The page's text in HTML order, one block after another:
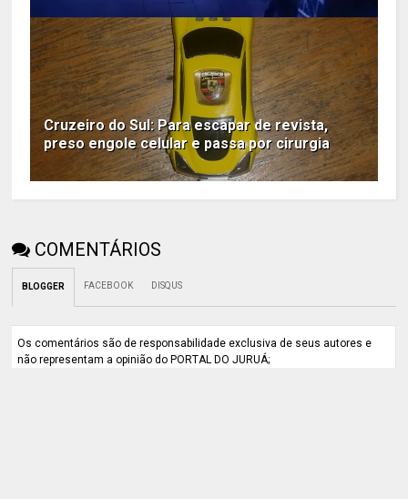
Cruzeiro do Sul: Para escapar de revista,
preso engole celular e passa por cirurgia
COMENTÁRIOS
BLOGGER FACEBOOK DISQUS
Os comentários são de responsabilidade exclusiva de seus autores e
não representam a opinião do PORTAL DO JURUÁ;